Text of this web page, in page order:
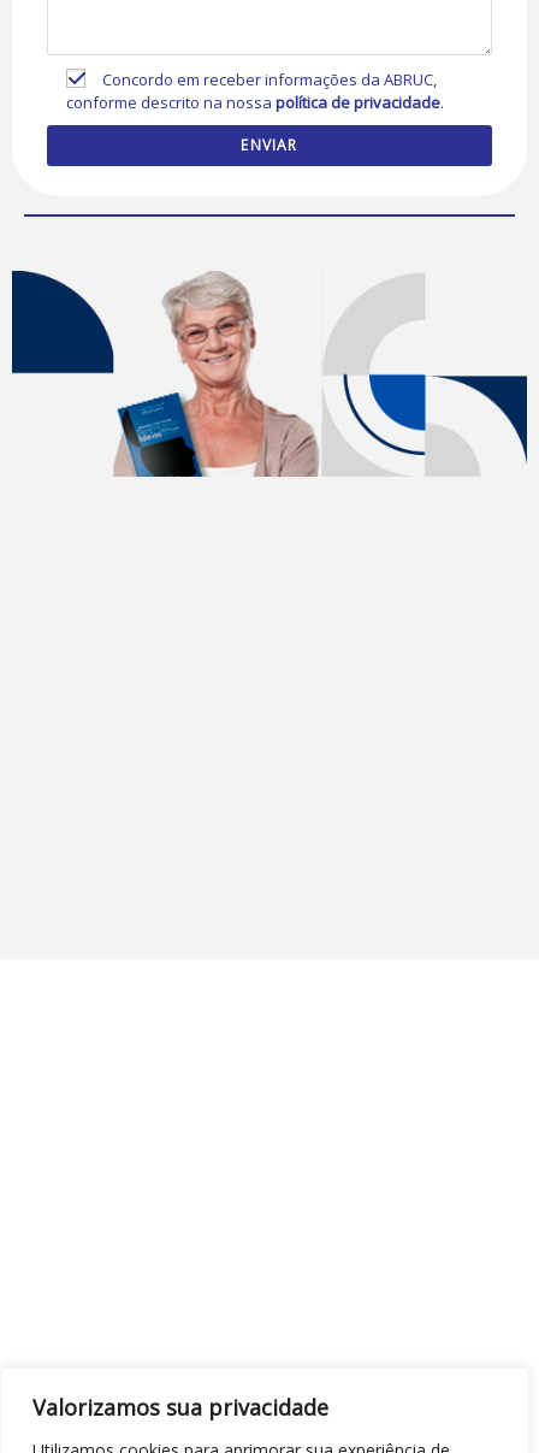
Valorizamos sua privacidade
Concordo em receber informações da ABRUC,
conforme descrito na nossapolítica de privacidade.